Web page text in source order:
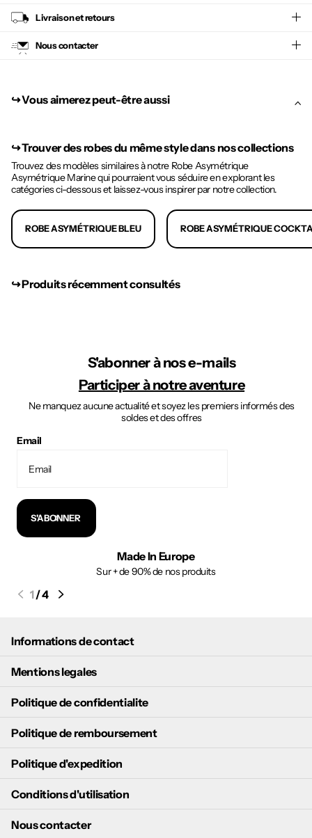
Livraison et retours
Nous contacter
↪︎ Vous aimerez peut-être aussi
↪︎Trouver des robes du même style dans nos collections
Trouvez des modèles similaires à notre Robe Asymétrique
Asymétrique Marine qui pourraient vous séduire en explorant les
catégories ci-dessous et laissez-vous inspirer par notre collection.
ROBE ASYMÉTRIQUE BLEU ROBE ASYMÉTRIQUE
↪︎ Produits récemment consultés
S'abonner à nos e-mails
Participer à notre aventure
Ne manquez aucune actualité et soyez les premiers informés des
soldes et des offres
Email
S'ABONNER
Made In Europe
Sur + de 90% de nos produits
1/4
Informations de contact
Mentions legales
Politique de confidentialite
Politique de remboursement
Politique d'expedition
Conditions d'utilisation
Nous contacter